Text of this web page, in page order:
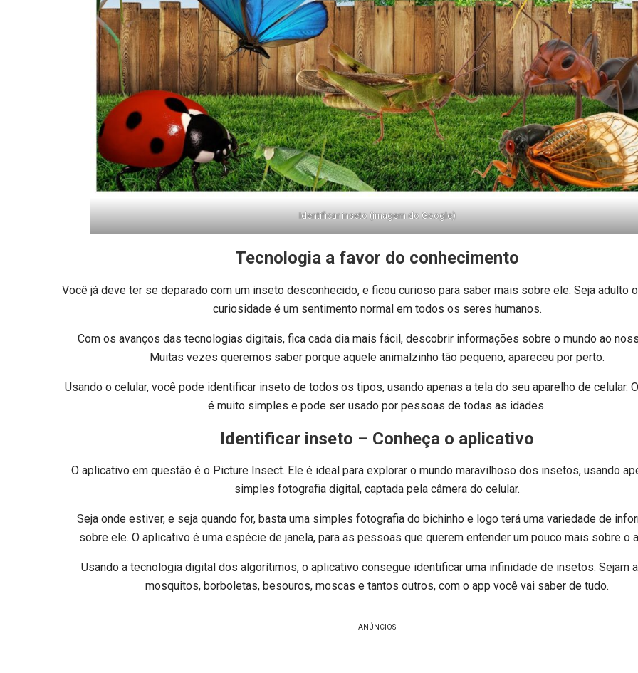
Identificar inseto (imagem do Google)
Tecnologia a favor do conhecimento
Você já deve ter se deparado com um inseto desconhecido, e ficou curioso para saber mais sobre ele. Seja adulto
curiosidade é um sentimento normal em todos os seres humanos.
Com os avanços das tecnologias digitais, fica cada dia mais fácil, descobrir informações sobre o mundo ao
Muitas vezes queremos saber porque aquele animalzinho tão pequeno, apareceu por perto.
Usando o celular, você pode identificar inseto de todos os tipos, usando apenas a tela do seu aparelho de celular.
é muito simples e pode ser usado por pessoas de todas as idades.
Identificar inseto – Conheça o aplicativo
O aplicativo em questão é o Picture Insect. Ele é ideal para explorar o mundo maravilhoso dos insetos, usando
simples fotografia digital, captada pela câmera do celular.
Seja onde estiver, e seja quando for, basta uma simples fotografia do bichinho e logo terá uma variedade de
sobre ele. O aplicativo é uma espécie de janela, para as pessoas que querem entender um pouco mais sobre o
Usando a tecnologia digital dos algorítimos, o aplicativo consegue identificar uma infinidade de insetos. Sejam
mosquitos, borboletas, besouros, moscas e tantos outros, com o app você vai saber de tudo.
ANÚNCIOS